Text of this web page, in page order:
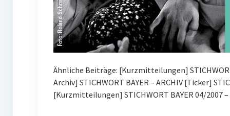
Ähnliche Beiträge: [Kurzmitteilungen]
Archiv] STICHWORT BAYER – ARCHIV [Ticker]
[Kurzmitteilungen] STICHWORT BAYER 04/2007